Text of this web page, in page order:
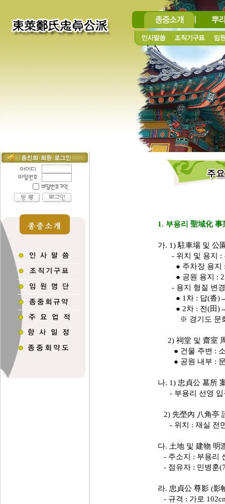
1. 부용리 聖域化 事
가. 1) 駐車場 및 公
- 위치 및 용지 :
● 주차장 용지 :
● 공원 용지 :
- 용지 형질 변경
● 1차 : 답(沓)→
● 2차 : 전(田)→
※ 경기도 문화
2) 祠堂 및 齋室
● 건물 주변 : 소
● 공원 내부 : 문
나. 1) 忠貞公 墓所
- 부용리 선영 입
2) 先塋內 八角亭
- 위치 : 재실 전
다. 土地 및 建物 明
- 주소지 : 부용리
- 점유자 : 민병훈
라. 忠貞公 尊影 (影
- 규격 : 가로